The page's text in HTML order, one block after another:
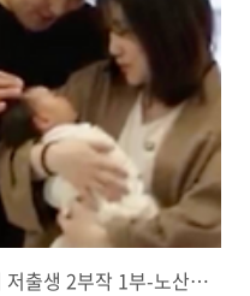
람을 우리는 슈퍼에이저라
어떠한 특징이 있을까? 슈
중년층과 비슷한 인지기능을
KBS1TV 생로병사의 비밀 919회 저출생 2부작 1부-노산이어도 괜찮아 정리 리뷰